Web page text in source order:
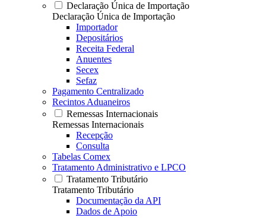
Declaração Única de Importação
Declaração Única de Importação
Importador
Depositários
Receita Federal
Anuentes
Secex
Sefaz
Pagamento Centralizado
Recintos Aduaneiros
Remessas Internacionais
Remessas Internacionais
Recepção
Consulta
Tabelas Comex
Tratamento Administrativo e LPCO
Tratamento Tributário
Tratamento Tributário
Documentação da API
Dados de Apoio